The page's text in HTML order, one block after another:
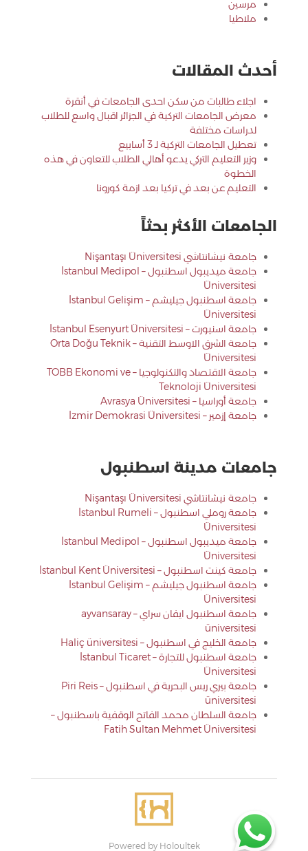
مرسين
ملاطيا
أحدث المقالات
اجلاء طالبات من سكن احدى الجامعات في أنقرة
معرض الجامعات التركية في الجزائر اقبال واسع للطلاب
لدراسات مختلفة
تعطيل الجامعات التركية لـ 3 أسابيع
وزير التعليم التركي يدعو أهالي الطلاب للتعاون في هذه
الخطوة
التعليم عن بعد في تركيا بعد ازمة كورونا
الجامعات الأكثر بحثاً
جامعة نيشانتاشي Nişantaşı Üniversitesi
جامعة ميديبول اسطنبول – İstanbul Medipol
Üniversitesi
جامعة اسطنبول جيليشم – İstanbul Gelişim
Üniversitesi
جامعة اسنيورت – İstanbul Esenyurt Üniversitesi
جامعة الشرق الاوسط التقنية – Orta Doğu Teknik
Üniversitesi
جامعة الاقتصاد والتكنولوجيا – TOBB Ekonomi ve
Teknoloji Üniversitesi
جامعة أوراسيا – Avrasya Üniversitesi
جامعة إزمير – İzmir Demokrasi Üniversitesi
جامعات مدينة اسطنبول
جامعة نيشانتاشي Nişantaşı Üniversitesi
جامعة روملي اسطنبول – İstanbul Rumeli
Üniversitesi
جامعة ميديبول اسطنبول – İstanbul Medipol
Üniversitesi
جامعة كينت اسطنبول – İstanbul Kent Üniversitesi
جامعة اسطنبول جيليشم – İstanbul Gelişim
Üniversitesi
جامعة اسطنبول ايفان سراي – ayvansaray
üniversitesi
جامعة الخليج في اسطنبول – Haliç üniversitesi
جامعة اسطنبول للتجارة – İstanbul Ticaret
Üniversitesi
جامعة بيري ريس البحرية في اسطنبول – Piri Reis
üniversitesi
جامعة السلطان محمد الفاتح الوقفية باسطنبول –
Fatih Sultan Mehmet Üniversitesi
Powered by Holoultek